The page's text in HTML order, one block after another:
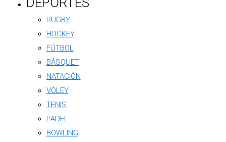
RUGBY
HOCKEY
FÚTBOL
BÁSQUET
NATACIÓN
VÓLEY
TENIS
PADEL
BOWLING
El básquet del Foot Ball Club Argentino
vuelve a recibir una gran noticia. Jugadores,
jugadoras y entrenadores de la institución
fueron convocados para representar a la
región en losJuegos Pampeanos de